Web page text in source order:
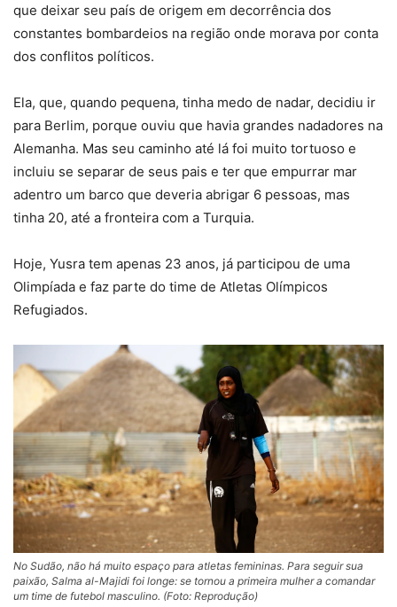
que deixar seu país de origem em decorrência dos
constantes bombardeios na região onde morava por conta
dos conflitos políticos.
Ela, que, quando pequena, tinha medo de nadar, decidiu ir
para Berlim, porque ouviu que havia grandes nadadores na
Alemanha. Mas seu caminho até lá foi muito tortuoso e
incluiu se separar de seus pais e ter que empurrar mar
adentro um barco que deveria abrigar 6 pessoas, mas
tinha 20, até a fronteira com a Turquia.
Hoje, Yusra tem apenas 23 anos, já participou de uma
Olimpíada e faz parte do time de Atletas Olímpicos
Refugiados.
No Sudão, não há muito espaço para atletas femininas. Para seguir sua
paixão, Salma al-Majidi foi longe: se tornou a primeira mulher a comandar
um time de futebol masculino. (Foto: Reprodução)